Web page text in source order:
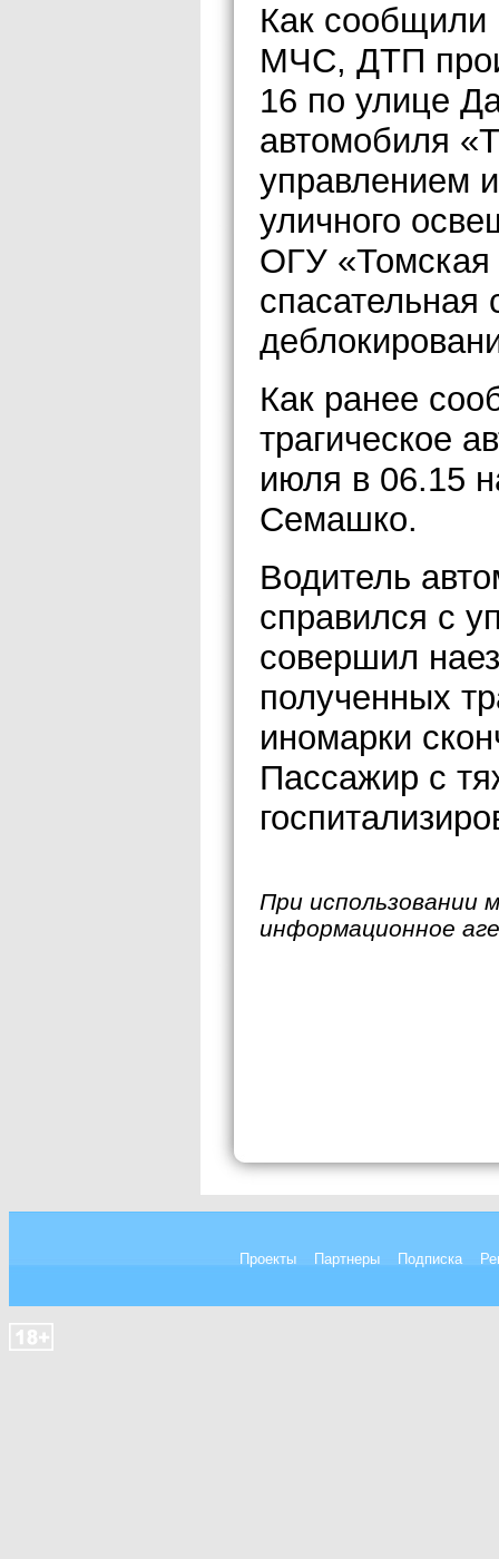
Как
МЧС, ДТП
16 по улице
автомобиля
управлением
уличного
ОГУ «Томская
спасательная
Как ранее
трагическое
июля в 06.15
Семашко.
Водитель
справился с
совершил
полученных
иномарки
Пассажир с
При использовании
информационное
Проекты Партнеры Подписка